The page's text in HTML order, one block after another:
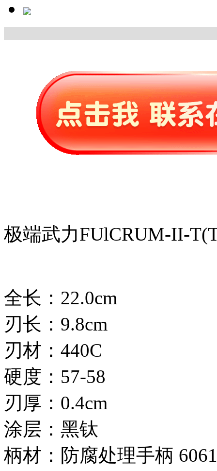
极端武力FUlCRUM-II-
全长：22.0cm
刃长：9.8cm
刃材：440C
硬度：57-58
刃厚：0.4cm
涂层：黑钛
柄材：防腐处理手柄